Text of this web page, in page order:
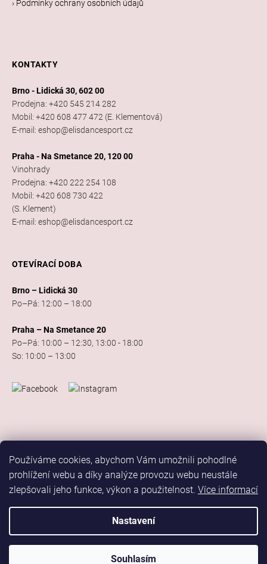
Používáme cookies, abychom Vám umožnili pohodlné
prohlížení webu a díky analýze provozu webu neustále
zlepšovali jeho funkce, výkon a použitelnost. Více informací
Nastavení
Souhlasím
› Podmínky ochrany osobních údajů
KONTAKTY
Brno - Lidická 30, 602 00
Prodejna: +420 545 214 282
Mobil: +420 608 477 472 (E. Klementová)
E-mail: eshop@elisdancesport.cz
Praha - Na Smetance 20, 120 00
Vinohrady
Prodejna: +420 222 254 108
Mobil: +420 608 730 422
(S. Klement)
E-mail: eshop@elisdancesport.cz
OTEVÍRACÍ DOBA
Brno – Lidická 30
Po–Pá: 12:00 – 18:00
Praha – Na Smetance 20
Po–Pá: 10:00 – 12:30, 13:00 - 18:00
So: 10:00 – 13:00
Vytvořil Shoptet
Elis Dance Sport . Všechna práva vyhrazena.
Upravit nastavení cookiesMarketing